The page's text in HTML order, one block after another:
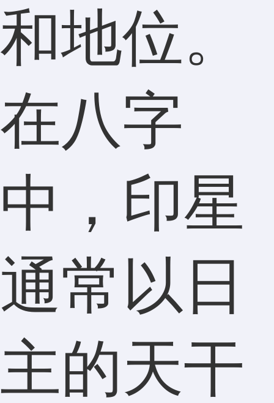
和地位。
在八字
中，印星
通常以日
主的天干